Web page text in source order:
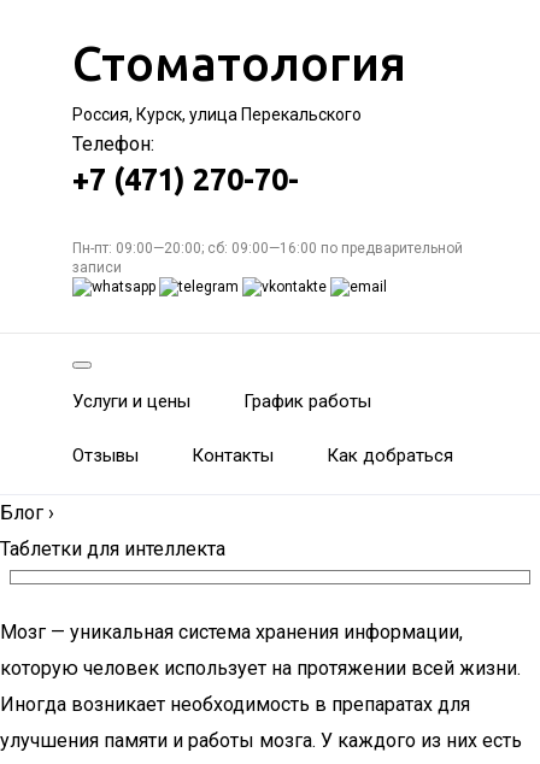
Стоматология
Россия, Курск, улица Перекальского
Телефон:
+7 (471) 270-70-
Пн-пт: 09:00—20:00; сб: 09:00—16:00 по предварительной
записи
Услуги и цены График работы
Отзывы Контакты Как добраться
Блог ›
Таблетки для интеллекта
Мозг — уникальная система хранения информации,
которую человек использует на протяжении всей жизни.
Иногда возникает необходимость в препаратах для
улучшения памяти и работы мозга. У каждого из них есть